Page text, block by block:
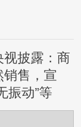
披露：商
销售，宣
振动”等